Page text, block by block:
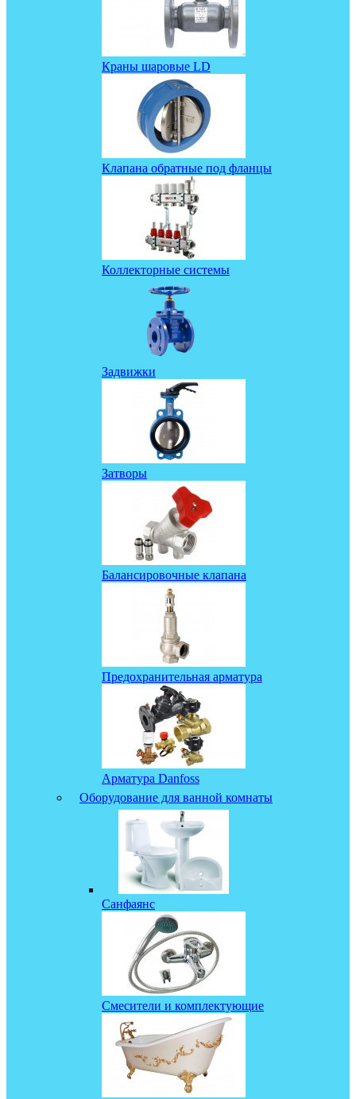
Краны шаровые LD
Клапана обратные под фланцы
Коллекторные системы
Задвижки
Затворы
Балансировочные клапана
Предохранительная арматура
Арматура Danfoss
Оборудование для ванной комнаты
Санфаянс
Смесители и комплектующие